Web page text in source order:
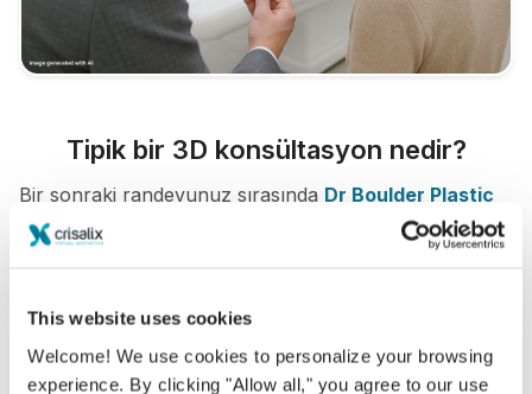
This website uses cookies
Welcome! We use cookies to personalize your browsing
experience. By clicking "Allow all," you agree to our use
Tipik bir 3D konsültasyon nedir?
Bir sonraki randevunuz sırasında Dr Boulder Plastic
Surgery'dan değerli tavsiyeler alırken "yeni sizi"
3D meme konsültasyon
Yeni sizi şimdi görün!